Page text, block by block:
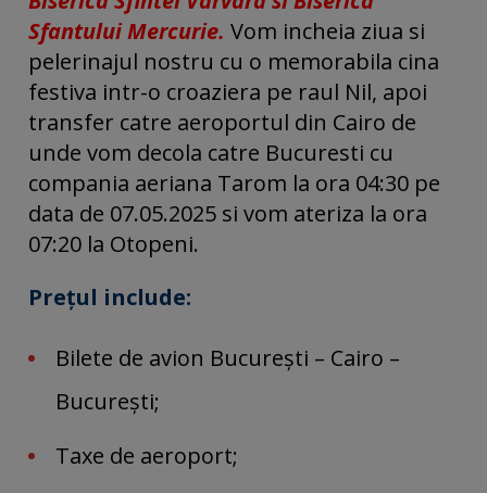
Sfantului Mercurie. Vom incheia ziua si
pelerinajul nostru cu o memorabila cina
festiva intr-o croaziera pe raul Nil, apoi
transfer catre aeroportul din Cairo de
unde vom decola catre Bucuresti cu
compania aeriana Tarom la ora 04:30 pe
data de 07.05.2025 si vom ateriza la ora
07:20 la Otopeni.
Preţul include:
Bilete de avion Bucureşti – Cairo –
Bucureşti;
Taxe de aeroport;